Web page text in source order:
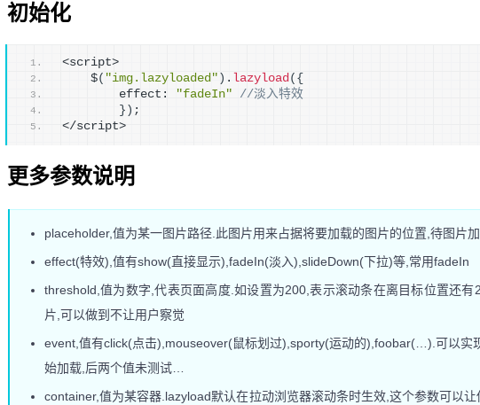
初始化
<script>
    $
( "img.lazyloaded" ) . lazyload( {
        effect:
"fadeIn"
//淡入特效
} ) ;
</script>
更多参数说明
placeholder,值为某一图片路径.此图片用来占据将要加载的图片的位置,待图片
effect(特效),值有show(直接显示),fadeIn(淡入),slideDown(下拉)等,常用fadeIn
threshold,值为数字,代表页面高度.如设置为200,表示滚动条在离目标位置还有
片,可以做到不让用户察觉
event,值有click(点击),mouseover(鼠标划过),sporty(运动的),foobar(…).可以实
始加载,后两个值未测试…
container,值为某容器.lazyload默认在拉动浏览器滚动条时生效,这个参数可以